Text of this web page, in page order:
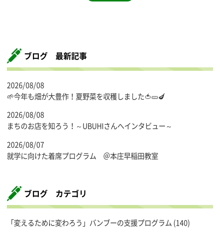
ブログ 最新記事
2026/08/08
🌱今年も畑が大豊作！夏野菜を収穫しました🍅🥒🍆
2026/08/08
まちのお店を知ろう！～UBUHIさんへインタビュー～
2026/08/07
就学に向けた着席プログラム ＠本庄早稲田教室
ブログ カテゴリ
「変えるために変わろう」バンブーの支援プログラム (140)